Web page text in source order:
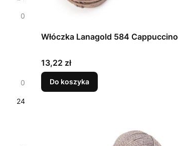
0
0
24
Włóczka Lanagold 584 Cappuccino
Cena
13,22 zł
Do koszyka